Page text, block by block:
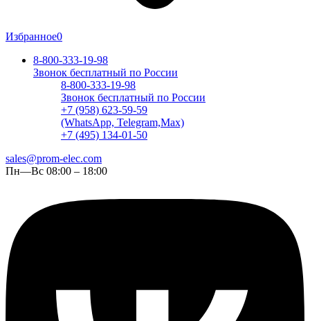
Избранное0
8-800-333-19-98
Звонок бесплатный по России
8-800-333-19-98
Звонок бесплатный по России
+7 (958) 623-59-59
(WhatsApp, Telegram,Max)
+7 (495) 134-01-50
sales@prom-elec.com
Пн—Вс 08:00 – 18:00